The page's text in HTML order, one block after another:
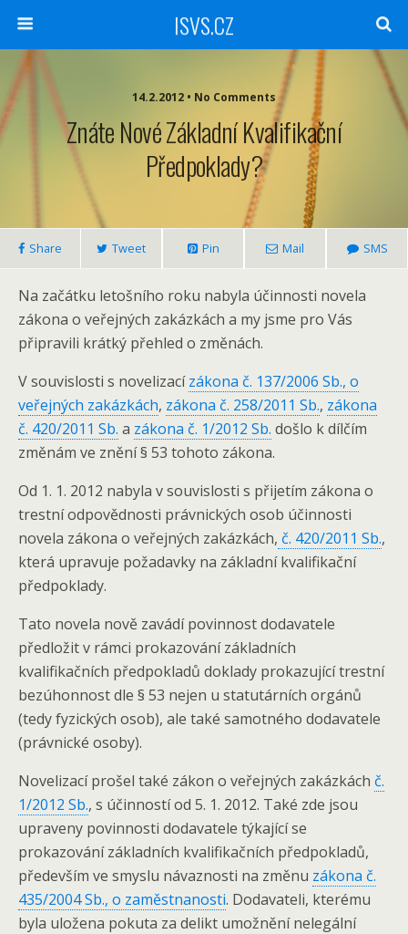
ISVS.CZ
14.2.2012 • No Comments
Znáte Nové Základní Kvalifikační
Předpoklady?
Share Tweet Pin Mail SMS
Na začátku letošního roku nabyla účinnosti novela
zákona o veřejných zakázkách a my jsme pro Vás
připravili krátký přehled o změnách.
V souvislosti s novelizacízákona č. 137/2006 Sb., o
veřejných zakázkách, zákona č. 258/2011 Sb., zákona
č. 420/2011 Sb. a zákona č. 1/2012 Sb. došlo k dílčím
změnám ve znění § 53 tohoto zákona.
Od 1. 1. 2012 nabyla v souvislosti s přijetím zákona o
trestní odpovědnosti právnických osob účinnosti
novela zákona o veřejných zakázkách, č. 420/2011 Sb.,
která upravuje požadavky na základní kvalifikační
předpoklady.
Tato novela nově zavádí povinnost dodavatele
předložit v rámci prokazování základních
kvalifikačních předpokladů doklady prokazující trestní
bezúhonnost dle § 53 nejen u statutárních orgánů
(tedy fyzických osob), ale také samotného dodavatele
(právnické osoby).
Novelizací prošel také zákon o veřejných zakázkách č.
1/2012 Sb., s účinností od 5. 1. 2012. Také zde jsou
upraveny povinnosti dodavatele týkající se
prokazování základních kvalifikačních předpokladů,
především ve smyslu návaznosti na změnu zákona č.
435/2004 Sb., o zaměstnanosti. Dodavateli, kterému
byla uložena pokuta za delikt umožnění nelegální